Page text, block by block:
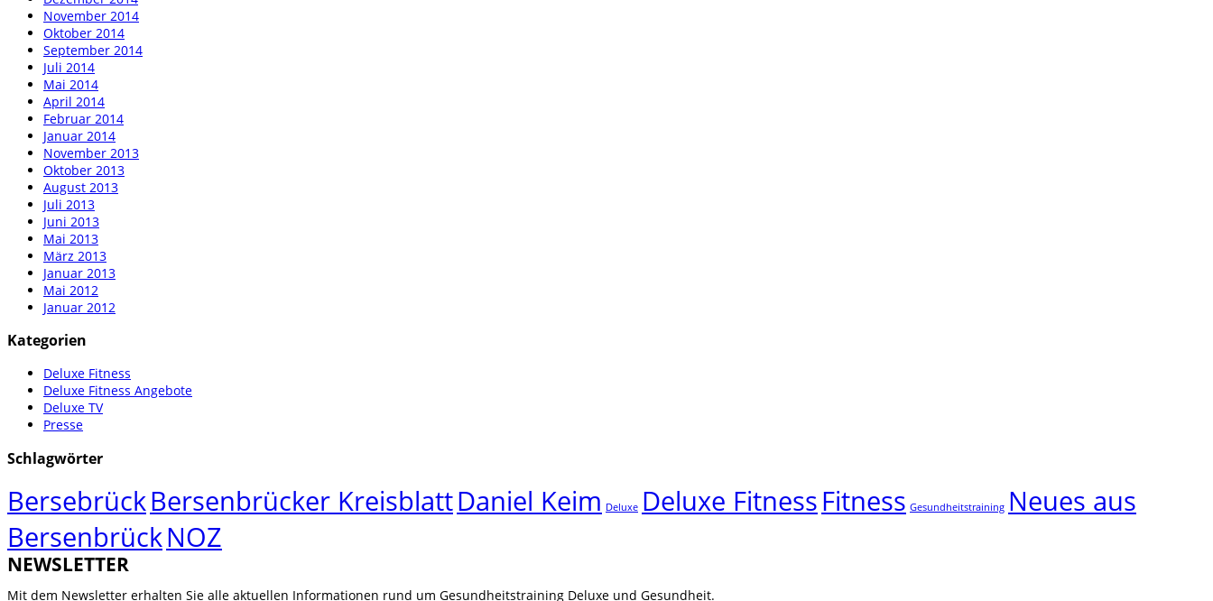
November 2014
Oktober 2014
September 2014
Juli 2014
Mai 2014
April 2014
Februar 2014
Januar 2014
November 2013
Oktober 2013
August 2013
Juli 2013
Juni 2013
Mai 2013
März 2013
Januar 2013
Mai 2012
Januar 2012
Kategorien
Deluxe Fitness
Deluxe Fitness Angebote
Deluxe TV
Presse
Schlagwörter
BersebrückBersenbrücker KreisblattDaniel Keim Deluxe Deluxe FitnessFitness Gesundheitstraining Neues aus
BersenbrückNOZ
NEWSLETTER
Mit dem Newsletter erhalten Sie alle aktuellen Informationen rund um Gesundheitstraining Deluxe und Gesundheit.